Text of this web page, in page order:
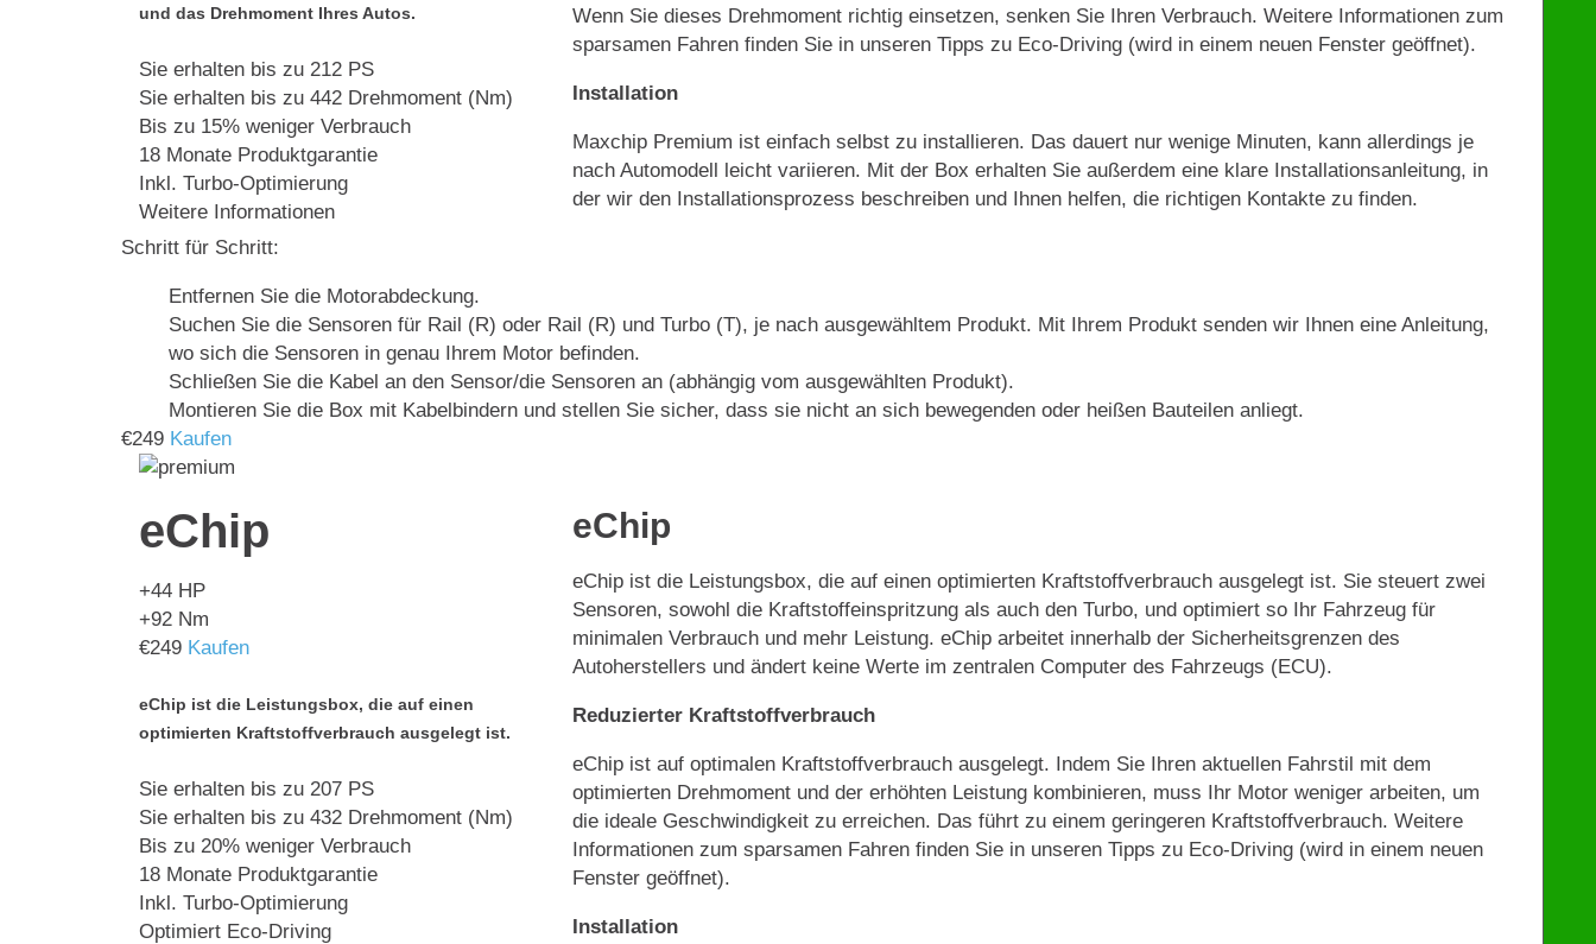
und das Drehmoment Ihres Autos.
Sie erhalten bis zu 212 PS
Sie erhalten bis zu 442 Drehmoment (Nm)
Bis zu 15% weniger Verbrauch
18 Monate Produktgarantie
Inkl. Turbo-Optimierung
Weitere Informationen
Wenn Sie dieses Drehmoment richtig einsetzen, senken Sie Ihren Verbrauch. Weitere Informationen zum
sparsamen Fahren finden Sie in unseren Tipps zu Eco-Driving (wird in einem neuen Fenster geöffnet).
Installation
Maxchip Premium ist einfach selbst zu installieren. Das dauert nur wenige Minuten, kann allerdings je
nach Automodell leicht variieren. Mit der Box erhalten Sie außerdem eine klare Installationsanleitung, in
der wir den Installationsprozess beschreiben und Ihnen helfen, die richtigen Kontakte zu finden.
Schritt für Schritt:
Entfernen Sie die Motorabdeckung.
Suchen Sie die Sensoren für Rail (R) oder Rail (R) und Turbo (T), je nach ausgewähltem Produkt. Mit Ihrem Produkt senden wir Ihnen eine Anleitung,
wo sich die Sensoren in genau Ihrem Motor befinden.
Schließen Sie die Kabel an den Sensor/die Sensoren an (abhängig vom ausgewählten Produkt).
Montieren Sie die Box mit Kabelbindern und stellen Sie sicher, dass sie nicht an sich bewegenden oder heißen Bauteilen anliegt.
€249 Kaufen
eChip
+44 HP
+92 Nm
€249 Kaufen
eChip ist die Leistungsbox, die auf einen
optimierten Kraftstoffverbrauch ausgelegt ist.
Sie erhalten bis zu 207 PS
Sie erhalten bis zu 432 Drehmoment (Nm)
Bis zu 20% weniger Verbrauch
18 Monate Produktgarantie
Inkl. Turbo-Optimierung
Optimiert Eco-Driving
eChip
eChip ist die Leistungsbox, die auf einen optimierten Kraftstoffverbrauch ausgelegt ist. Sie steuert zwei
Sensoren, sowohl die Kraftstoffeinspritzung als auch den Turbo, und optimiert so Ihr Fahrzeug für
minimalen Verbrauch und mehr Leistung. eChip arbeitet innerhalb der Sicherheitsgrenzen des
Autoherstellers und ändert keine Werte im zentralen Computer des Fahrzeugs (ECU).
Reduzierter Kraftstoffverbrauch
eChip ist auf optimalen Kraftstoffverbrauch ausgelegt. Indem Sie Ihren aktuellen Fahrstil mit dem
optimierten Drehmoment und der erhöhten Leistung kombinieren, muss Ihr Motor weniger arbeiten, um
die ideale Geschwindigkeit zu erreichen. Das führt zu einem geringeren Kraftstoffverbrauch. Weitere
Informationen zum sparsamen Fahren finden Sie in unseren Tipps zu Eco-Driving (wird in einem neuen
Fenster geöffnet).
Installation